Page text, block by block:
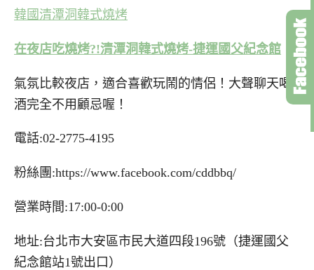
韓國清潭洞韓式燒烤
在夜店吃燒烤?!清潭洞韓式燒烤-捷運國父紀念館
氣氛比較夜店，適合喜歡玩鬧的情侶！大聲聊天喝
酒完全不用顧忌喔！
電話:02-2775-4195
粉絲團:https://www.facebook.com/cddbbq/
營業時間:17:00-0:00
地址:台北市大安區市民大道四段196號（捷運國父
紀念館站1號出口）